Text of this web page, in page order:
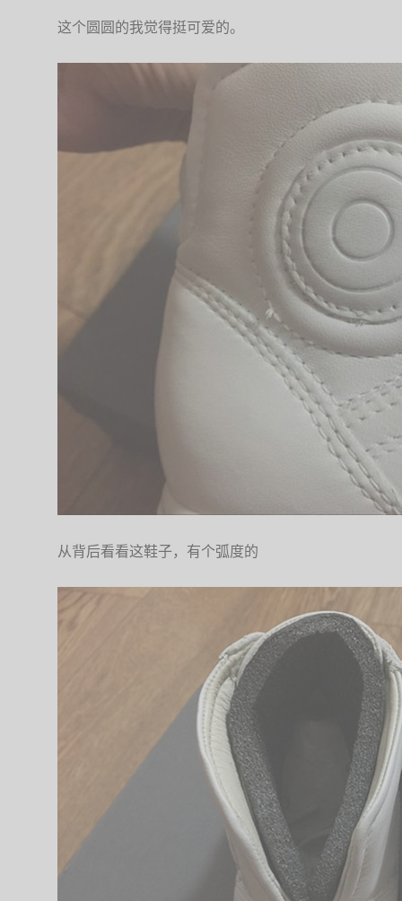
这个圆圆的我觉得挺可爱的。
从背后看看这鞋子，有个弧度的